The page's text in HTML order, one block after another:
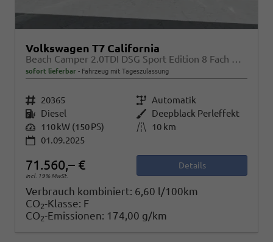
Volkswagen T7 California
Beach Camper 2.0TDI DSG Sport Edition 8 Fach GV5 High+
sofort lieferbar Fahrzeug mit Tageszulassung
Fahrzeugnr. 20365 Getriebe Automatik
Kraftstoff Diesel Außenfarbe Deepblack Perleffekt
Leistung 110 kW (150 PS) Kilometerstand
10 km
01.09.2025
71.560,– €
incl. 19% MwSt.
Details
Verbrauch kombiniert: 6,60 l/100km
CO2-Klasse: F
CO2-Emissionen: 174,00 g/km